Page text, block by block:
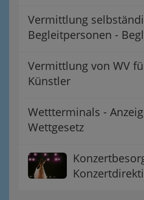
Vermittlung
Begleitpersonen -
Vermittlung von WV
Künstler
Wettterminals -
Wettgesetz